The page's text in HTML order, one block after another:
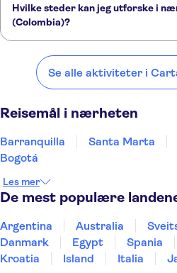
Hvilke steder kan jeg utforske i
(Colombia)?
Cartagena (Colombia):
Barranquilla
Se alle aktiviteter i
Reisemål i nærheten
Barranquilla Santa Marta
Bogotá
Les mer
De mest populære
Argentina Australia
Danmark
Egypt Spania
Kroatia
Island Italia